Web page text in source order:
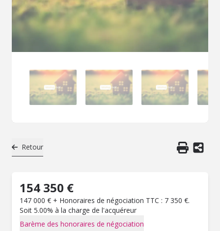
Retour
154 350 €
147 000 € + Honoraires de négociation TTC : 7 350 €.
Soit 5.00% à la charge de l'acquéreur
Barème des honoraires de négociation